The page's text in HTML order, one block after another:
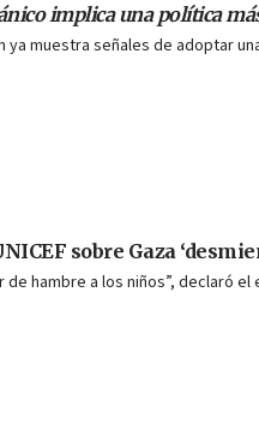
implica una política
ya muestra señales de adoptar
sobre Gaza
hambre a los niños”, declaró